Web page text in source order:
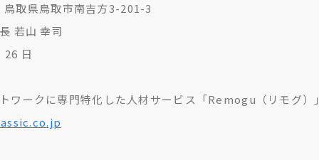
取県鳥取市南吉方3-201-3
若山 幸司
日
ワークに専門特化した人材サービス「Remogu（リモグ